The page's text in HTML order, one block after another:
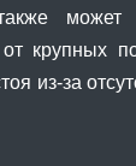
может
от крупных
из-за